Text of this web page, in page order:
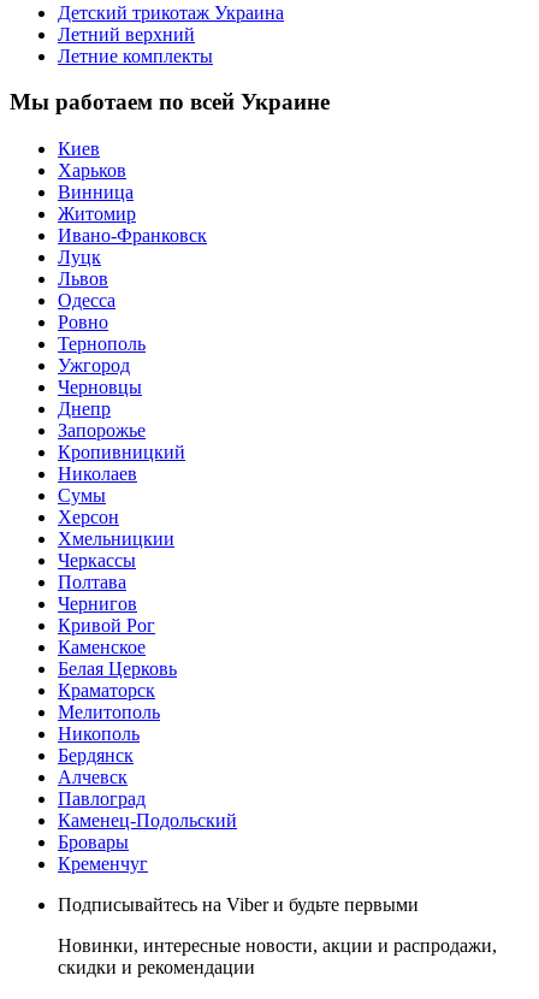
Детский трикотаж Украина
Летний верхний
Летние комплекты
Мы работаем по всей Украине
Киев
Харьков
Винница
Житомир
Ивано-Франковск
Луцк
Львов
Одесса
Ровно
Тернополь
Ужгород
Черновцы
Днепр
Запорожье
Кропивницкий
Николаев
Сумы
Херсон
Хмельницкии
Черкассы
Полтава
Чернигов
Кривой Рог
Каменское
Белая Церковь
Краматорск
Мелитополь
Никополь
Бердянск
Алчевск
Павлоград
Каменец-Подольский
Бровары
Кременчуг
Подписывайтесь на Viber и будьте первыми
Новинки, интересные новости, акции и распродажи,
скидки и рекомендации